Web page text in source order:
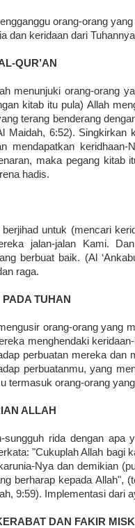
orang-orang
dan keridaan dari
QUR’AN
menunjuki orang-orang
kitab itu pula) Allah
terang benderang
Maidah, 6:52). Singkirkan
mendapatkan
maka pegang kitab
hadis.
untuk (mencari
jalan-jalan Kami.
berbuat baik. (Al
raga.
TUHAN
orang-orang yang
menghendaki
perbuatan mereka dan
perbuatanmu, yang
termasuk orang-orang yang
ALLAH
sungguh rida dengan apa
"Cukuplah Allah bagi
Nya dan demikian
berharap kepada Allah",
9:59). Implementasi dari
DAN FAKIR